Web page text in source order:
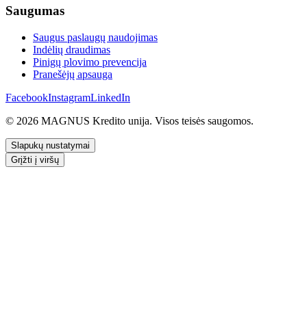
Saugumas
Saugus paslaugų naudojimas
Indėlių draudimas
Pinigų plovimo prevencija
Pranešėjų apsauga
FacebookInstagramLinkedIn
© 2026 MAGNUS Kredito unija. Visos teisės saugomos.
Slapukų nustatymai
Grįžti į viršų